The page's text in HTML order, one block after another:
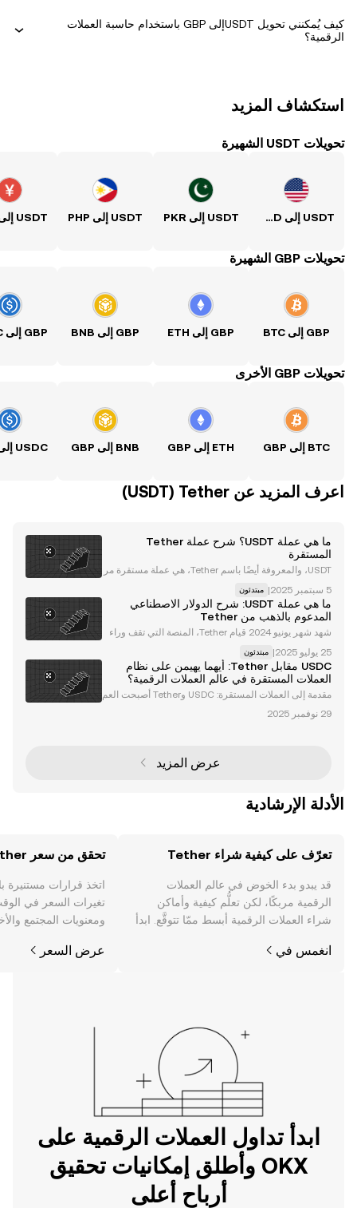
كيف يُمكنني تحويل ‏USDTإلى ‏GBP باستخدام حاسبة العملات
الرقمية؟
استكشاف المزيد
تحويلات USDT الشهيرة
USDT إلى USD USDT إلى PKR USDT إلى PHP USDT إلى CNY
تحويلات GBP الشهيرة
GBP إلى BTC GBP إلى ETH GBP إلى BNB
تحويلات GBP الأخرى
BTC إلى GBP ETH إلى GBP BNB إلى GBP
اعرف المزيد عن‏ Tether (‏USDT)
ما هي عملة USDT؟ شرح عملة Tether
المستقرة
USDT، والمعروفة أيضًا باسم Tether، هي عملة مستقرة مر
، و Algorand (ALGO) ، و Solana (SOL) ، وب
| مبتدئون
ما هي عملة USDT: شرح الدولار الاصطناعي
المدعوم بالذهب من Tether
شهد شهر يونيو 2024 قيام Tether، المنصة التي تقف وراء
her Gold (XAUt). حيث يوفر الأصل ضمانات ذهبية
| مبتدئون
USDC مقابل Tether: أيهما يهيمن على نظام
العملات المستقرة في عالم العملات الرقمية؟
مقدمة إلى العملات المستقرة: USDC وTether أصبحت العم
توفر جسرًا بين الأصول الرقمية المتقلبة واستقرار العملات ا
عرض المزيد
الأدلة الإرشادية
تعرّف على كيفية شراء Tether
قد يبدو بدء الخوض في عالم العملات
الرقمية مربكًا، لكن تعلُّم كيفية وأماكن
شراء العملات الرقمية أبسط ممّا تتوقَّع. ابدأ
الويب.
انغمس في
تحقق من سعر Tether
اتخذ قرارات
ومعنويات المجتمع
عرض السعر
ابدأ تداول العملات الرقمية على
OKX وأطلق إمكانيات تحقيق
أرباح أعلى